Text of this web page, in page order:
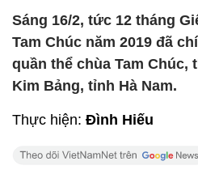
Sáng 16/2, tức 12 tháng
Tam Chúc năm 2019 đã
quần thể chùa Tam Chúc,
Kim Bảng, tỉnh Hà Nam.
Thực hiện: Đình Hiếu